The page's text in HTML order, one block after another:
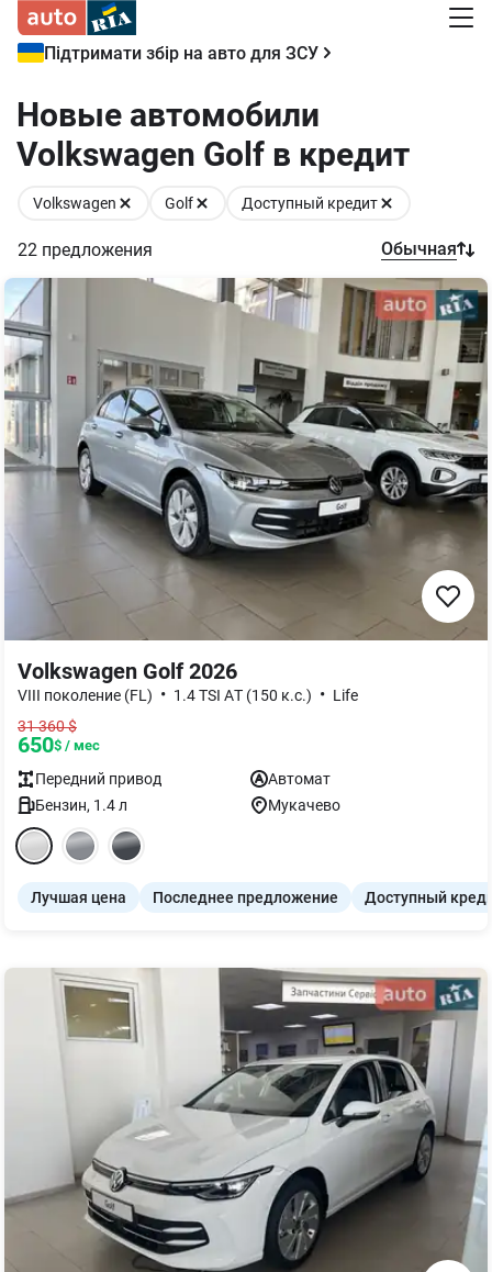
Підтримати збір на авто для ЗСУ
Новые автомобили
Volkswagen Golf в кредит
Volkswagen Golf Доступный кредит
22 предложения Обычная
Volkswagen Golf 2026
VIII поколение (FL) • 1.4 TSI AТ (150 к.с.) • Life
31 360$
650$ / мес
Передний привод
Автомат
Бензин, 1.4л Мукачево
Лучшая цена Последнее предложение Доступный